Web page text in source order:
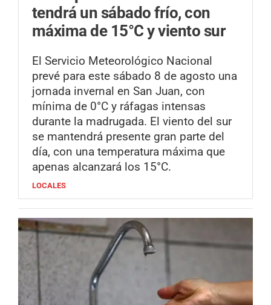
tendrá un sábado frío, con
máxima de 15°C y viento sur
El Servicio Meteorológico Nacional
prevé para este sábado 8 de agosto una
jornada invernal en San Juan, con
mínima de 0°C y ráfagas intensas
durante la madrugada. El viento del sur
se mantendrá presente gran parte del
día, con una temperatura máxima que
apenas alcanzará los 15°C.
LOCALES